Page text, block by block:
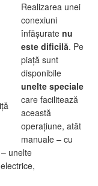
Realizarea unei
conexiuni
înfăşurate nu
este dificilă. Pe
piaţă sunt
disponibile
unelte speciale
care facilitează
această
operaţiune, atât
manuale – cu
unelte